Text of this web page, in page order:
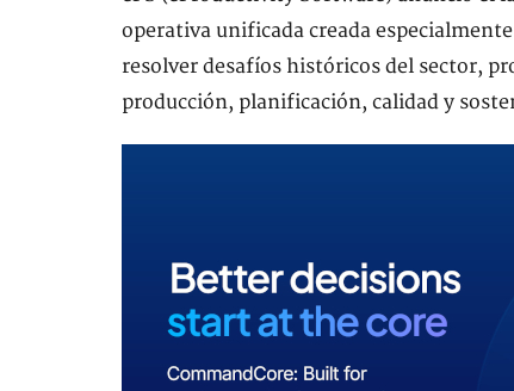
operativa unificada creada
resolver desafíos históricos del sector,
producción, planificación, calidad y